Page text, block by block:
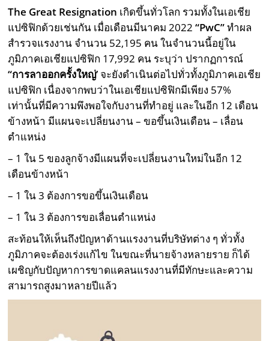
The Great Resignation เกิดขึ้นทั่วโลก รวมทั้งในเอเชีย
แปซิฟิกด้วยเช่นกัน เมื่อเดือนมีนาคม 2022“PwC”ทำผล
สำรวจแรงงาน จำนวน 52,195 คน ในจำนวนนี้อยู่ใน
ภูมิภาคเอเชียแปซิฟิก 17,992 คน ระบุว่า ปรากฏการณ์
“การลาออกครั้งใหญ่’ จะยังดำเนินต่อไปทั่วทั้งภูมิภาคเอเชีย
แปซิฟิก เนื่องจากพบว่าในเอเชียแปซิฟิกมีเพียง 57%
เท่านั้นที่มีความพึงพอใจกับงานที่ทำอยู่ และในอีก 12 เดือน
ข้างหน้า มีแผนจะเปลี่ยนงาน – ขอขึ้นเงินเดือน – เลื่อน
ตำแหน่ง
– 1 ใน 5 ของลูกจ้างมีแผนที่จะเปลี่ยนงานใหม่ในอีก 12
เดือนข้างหน้า
– 1 ใน 3 ต้องการขอขึ้นเงินเดือน
– 1 ใน 3 ต้องการขอเลื่อนตำแหน่ง
สะท้อนให้เห็นถึงปัญหาด้านแรงงานที่บริษัทต่าง ๆ ทั่วทั้ง
ภูมิภาคจะต้องเร่งแก้ไข ในขณะที่นายจ้างหลายราย ก็ได้
เผชิญกับปัญหาการขาดแคลนแรงงานที่มีทักษะและความ
สามารถสูงมาหลายปีแล้ว